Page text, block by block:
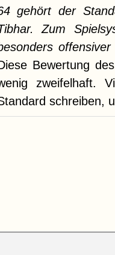
gehört der
Zum
Bewertung
zweifelhaft.
schreiben,